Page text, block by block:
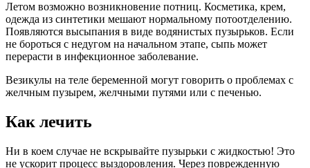
Летом возможно возникновение потниц. Косметика, крем,
одежда из синтетики мешают нормальному потоотделению.
Появляются высыпания в виде водянистых пузырьков. Если
не бороться с недугом на начальном этапе, сыпь может
перерасти в инфекционное заболевание.
Везикулы на теле беременной могут говорить о проблемах с
желчным пузырем, желчными путями или с печенью.
Как лечить
Ни в коем случае не вскрывайте пузырьки с жидкостью! Это
не ускорит процесс выздоровления. Через поврежденную